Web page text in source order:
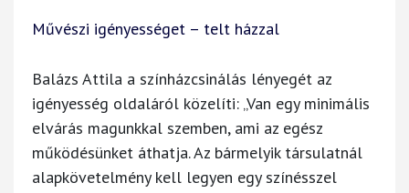
Művészi igényességet – telt házzal
Balázs Attila a színházcsinálás lényegét az
igényesség oldaláról közelíti: „Van egy minimális
elvárás magunkkal szemben, ami az egész
működésünket áthatja. Az bármelyik társulatnál
alapkövetelmény kell legyen egy színésszel